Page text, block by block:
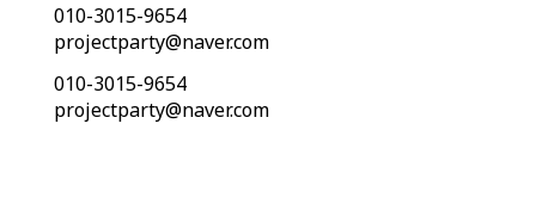
010-3015-9654
projectparty@naver.com
010-3015-9654
projectparty@naver.com